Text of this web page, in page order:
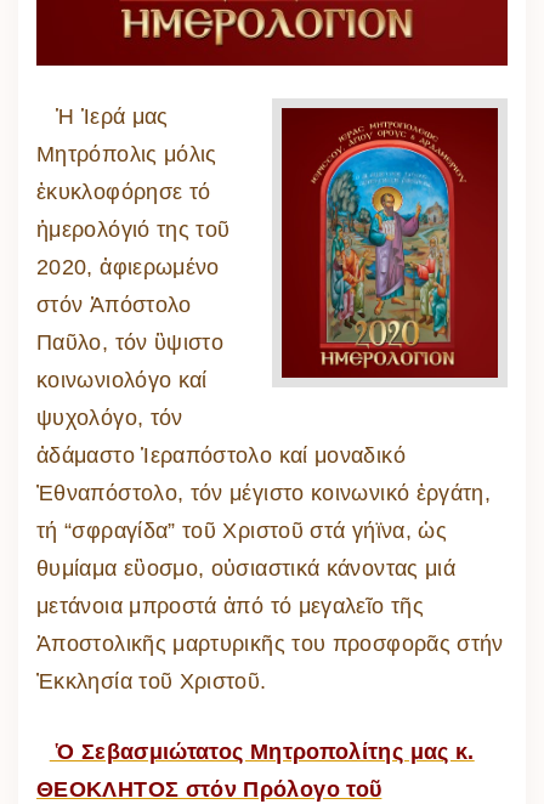
Ἡ Ἱερά μας
Μητρόπολις μόλις
ἐκυκλοφόρησε τό
ἡμερολόγιό της τοῦ
2020, ἀφιερωμένο
στόν Ἀπόστολο
Παῦλο, τόν ὓψιστο
κοινωνιολόγο καί
ψυχολόγο, τόν
ἀδάμαστο Ἱεραπόστολο καί μοναδικό
Ἐθναπόστολο, τόν μέγιστο κοινωνικό ἐργάτη,
τή “σφραγίδα” τοῦ Χριστοῦ στά γήϊνα, ὡς
θυμίαμα εὒοσμο, οὐσιαστικά κάνοντας μιά
μετάνοια μπροστά ἀπό τό μεγαλεῖο τῆς
Ἀποστολικῆς μαρτυρικῆς του προσφορᾶς στήν
Ἐκκλησία τοῦ Χριστοῦ.
Ὁ Σεβασμιώτατος Μητροπολίτης μας κ.
ΘΕΟΚΛΗΤΟΣ στόν Πρόλογο τοῦ